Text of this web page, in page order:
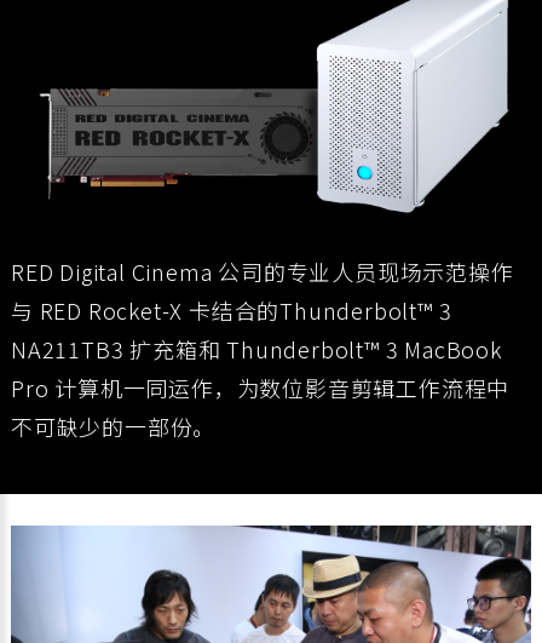
RED Digital Cinema 公司的专业人员现场示范操作
与 RED Rocket-X 卡结合的Thunderbolt™ 3
NA211TB3 扩充箱和 Thunderbolt™ 3 MacBook
Pro 计算机一同运作，为数位影音剪辑工作流程中
不可缺少的一部份。